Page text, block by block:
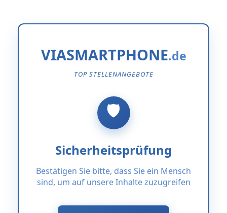
VIASMARTPHONE
TOP STELLENANGEBOTE
Sicherheitsprüfung
Bestätigen Sie bitte, dass Sie ein Mensch
sind, um auf unsere Inhalte zuzugreifen